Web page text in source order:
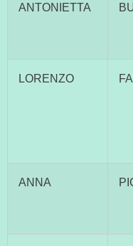
ANTONIETTA
LORENZO
ANNA